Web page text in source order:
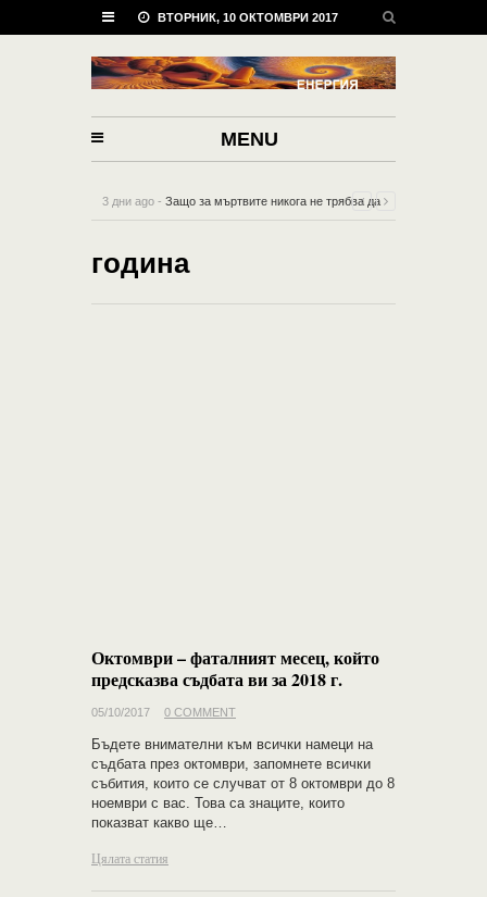
ВТОРНИК, 10 ОКТОМВРИ 2017
MENU
3 дни ago - Защо за мъртвите никога не трябва да
година
Октомври – фаталният месец, който
предсказва съдбата ви за 2018 г.
05/10/2017 0 COMMENT
Бъдете внимателни към всички намеци на
съдбата през октомври, запомнете всички
събития, които се случват от 8 октомври до 8
ноември с вас. Това са знаците, които
показват какво ще…
Цялата статия